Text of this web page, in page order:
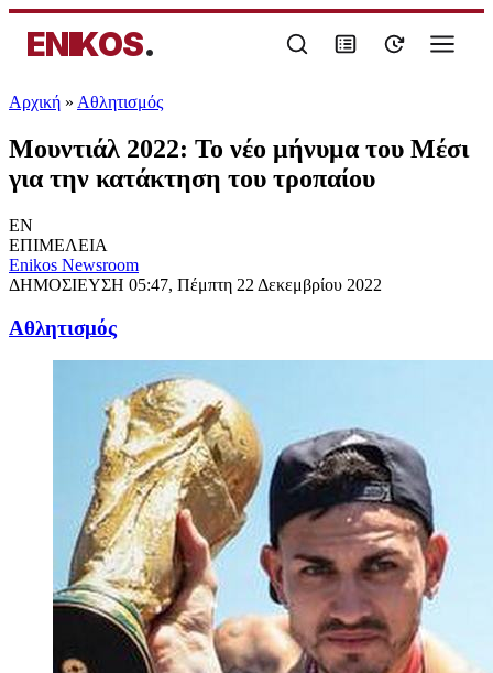
ENIKOS.
Αρχική » Αθλητισμός
Μουντιάλ 2022: Το νέο μήνυμα του Μέσι
για την κατάκτηση του τροπαίου
EN
ΕΠΙΜΕΛΕΙΑ
Enikos Newsroom
ΔΗΜΟΣΙΕΥΣΗ 05:47, Πέμπτη 22 Δεκεμβρίου 2022
Αθλητισμός